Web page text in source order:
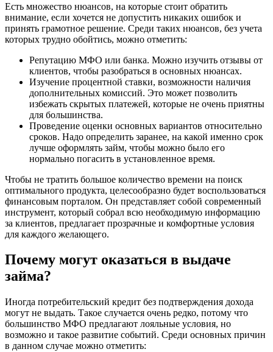
Есть множество нюансов, на которые стоит обратить
внимание, если хочется не допустить никаких ошибок и
принять грамотное решение. Среди таких нюансов, без учета
которых трудно обойтись, можно отметить:
Репутацию МФО или банка. Можно изучить отзывы от
клиентов, чтобы разобраться в основных нюансах.
Изучение процентной ставки, возможности наличия
дополнительных комиссий. Это может позволить
избежать скрытых платежей, которые не очень приятны
для большинства.
Проведение оценки основных вариантов относительно
сроков. Надо определить заранее, на какой именно срок
лучше оформлять займ, чтобы можно было его
нормально погасить в установленное время.
Чтобы не тратить большое количество времени на поиск
оптимального продукта, целесообразно будет воспользоваться
финансовым порталом. Он представляет собой современный
инструмент, который собрал всю необходимую информацию
за клиентов, предлагает прозрачные и комфортные условия
для каждого желающего.
Почему могут оказаться в выдаче
займа?
Иногда потребительский кредит без подтверждения дохода
могут не выдать. Такое случается очень редко, потому что
большинство МФО предлагают лояльные условия, но
возможно и такое развитие событий. Среди основных причин
в данном случае можно отметить: